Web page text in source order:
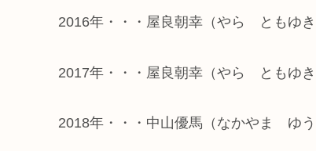
2016年・・・屋良朝幸（やら ともゆ
2017年・・・屋良朝幸（やら ともゆ
2018年・・・中山優馬（なかやま ゆ